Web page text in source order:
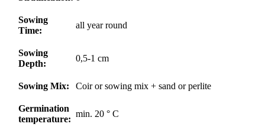
Sowing
Time:
all year round
Sowing
Depth:
0,5-1 cm
Sowing Mix: Coir or sowing mix + sand or perlite
Germination
temperature:
min. 20 ° C